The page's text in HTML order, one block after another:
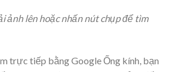
ảnh lên hoặc nhấn nút chụp để tìm
trực tiếp bằng Google Ống kính, bạn